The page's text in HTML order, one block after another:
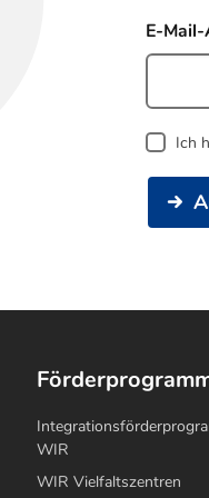
E-
Ich
WIR
WIR Vielfaltszentren